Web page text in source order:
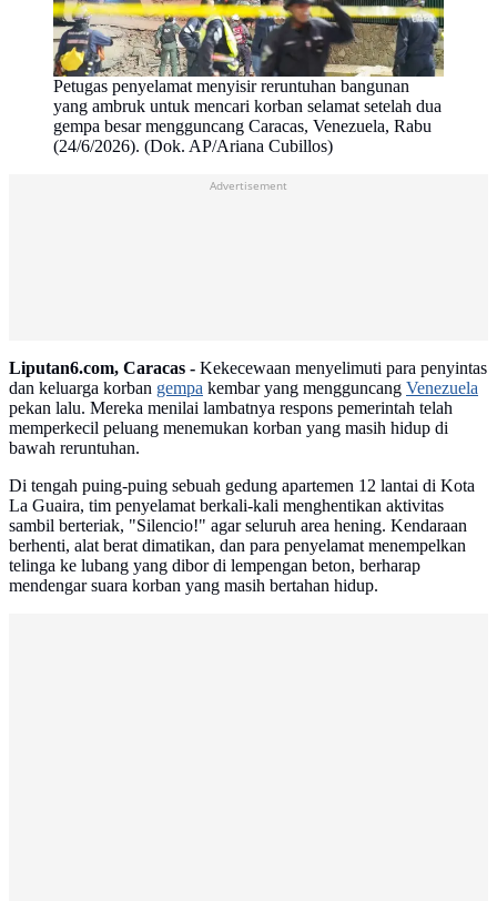
Petugas penyelamat menyisir reruntuhan bangunan
yang ambruk untuk mencari korban selamat setelah dua
gempa besar mengguncang Caracas, Venezuela, Rabu
(24/6/2026). (Dok. AP/Ariana Cubillos)
Advertisement
Liputan6.com, Caracas - Kekecewaan menyelimuti para penyintas
dan keluarga korban gempa kembar yang mengguncang Venezuela
pekan lalu. Mereka menilai lambatnya respons pemerintah telah
memperkecil peluang menemukan korban yang masih hidup di
bawah reruntuhan.
Di tengah puing-puing sebuah gedung apartemen 12 lantai di Kota
La Guaira, tim penyelamat berkali-kali menghentikan aktivitas
sambil berteriak, "Silencio!" agar seluruh area hening. Kendaraan
berhenti, alat berat dimatikan, dan para penyelamat menempelkan
telinga ke lubang yang dibor di lempengan beton, berharap
mendengar suara korban yang masih bertahan hidup.